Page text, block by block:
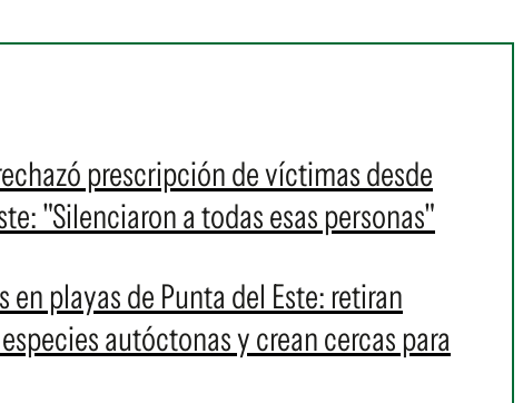
prescripción de víctimas desde
"Silenciaron a todas esas personas"
playas de Punta del Este: retiran
autóctonas y crean cercas para